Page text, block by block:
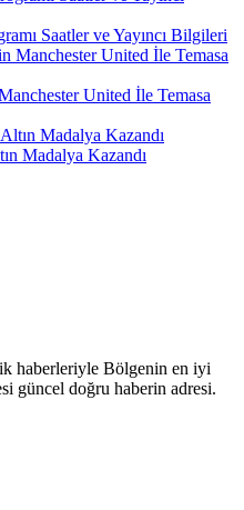
Saatler ve Yayıncı Bilgileri
United İle Temasa
Madalya Kazandı
haberleriyle Bölgenin en iyi
güncel doğru haberin adresi.